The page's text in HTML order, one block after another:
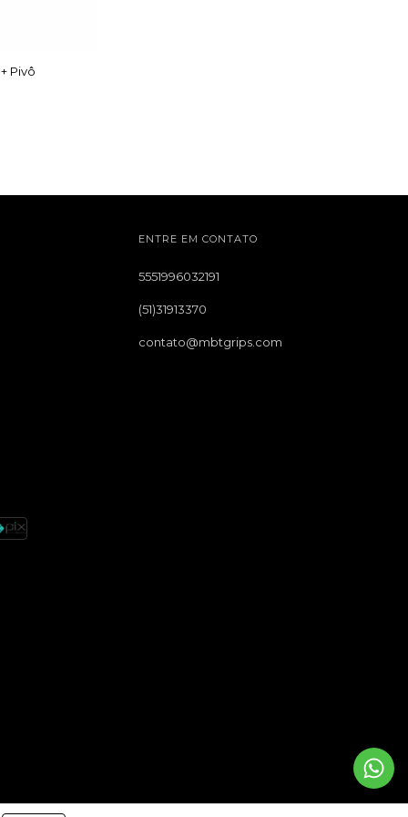
Pivô
ENTRE EM CONTATO
5551996032191
(51)31913370
contato@mbtgrips.com